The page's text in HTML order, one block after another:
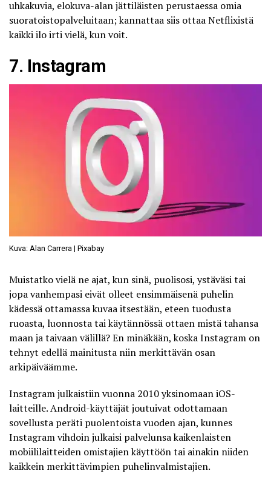
uhkakuvia, elokuva-alan jättiläisten perustaessa omia
suoratoistopalveluitaan; kannattaa siis ottaa Netflixistä
kaikki ilo irti vielä, kun voit.
7. Instagram
Kuva: Alan Carrera | Pixabay
Muistatko vielä ne ajat, kun sinä, puolisosi, ystäväsi tai
jopa vanhempasi eivät olleet ensimmäisenä puhelin
kädessä ottamassa kuvaa itsestään, eteen tuodusta
ruoasta, luonnosta tai käytännössä ottaen mistä tahansa
maan ja taivaan välillä? En minäkään, koska Instagram on
tehnyt edellä mainitusta niin merkittävän osan
arkipäiväämme.
Instagram julkaistiin vuonna 2010 yksinomaan iOS-
laitteille. Android-käyttäjät joutuivat odottamaan
sovellusta peräti puolentoista vuoden ajan, kunnes
Instagram vihdoin julkaisi palvelunsa kaikenlaisten
mobiililaitteiden omistajien käyttöön tai ainakin niiden
kaikkein merkittävimpien puhelinvalmistajien.